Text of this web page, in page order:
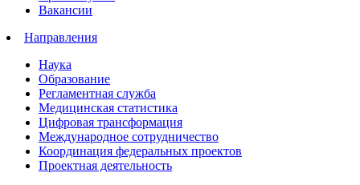
Вакансии
Направления
Наука
Образование
Регламентная служба
Медицинская статистика
Цифровая трансформация
Международное сотрудничество
Координация федеральных проектов
Проектная деятельность